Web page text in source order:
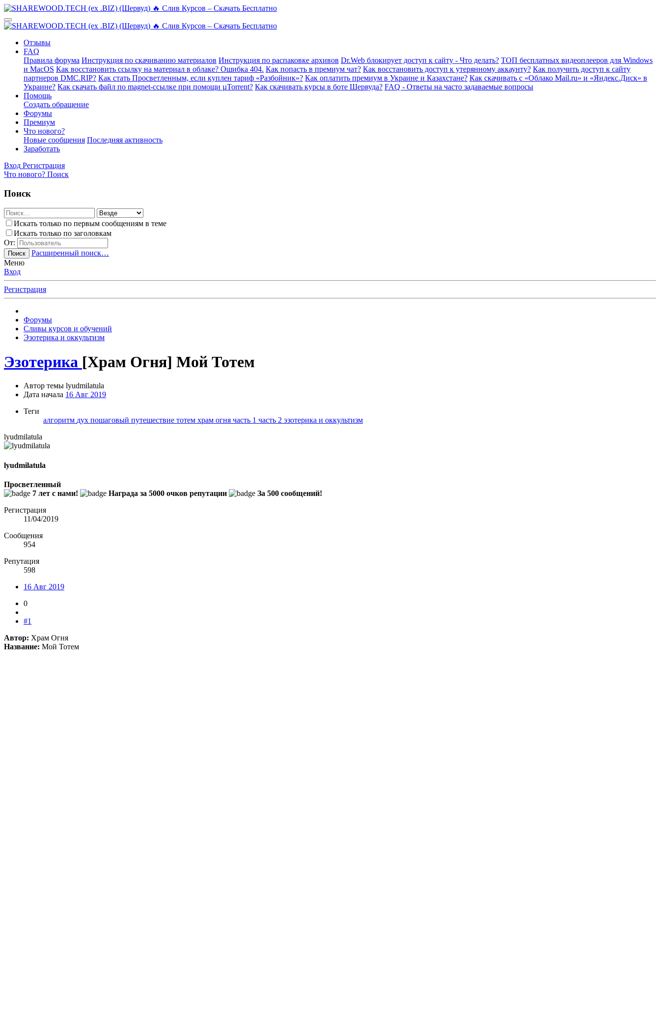
Отзывы
FAQ
Правила форума Инструкция по скачиванию материалов Инструкция по распаковке архивов Dr.Web блокирует доступ к сайту - Что делать? ТОП бесплатных видеоплееров для Windows
и MacOS Как восстановить ссылку на материал в облаке? Ошибка 404. Как попасть в премиум чат? Как восстановить доступ к утерянному аккаунту? Как получить доступ к сайту
партнеров DMC.RIP? Как стать Просветленным, если куплен тариф «Разбойник»? Как оплатить премиум в Украине и Казахстане? Как скачивать с «Облако Mail.ru» и «Яндекс.Диск» в
Украине? Как скачать файл по magnet-ссылке при помощи µTorrent? Как скачивать курсы в боте Шервуда? FAQ - Ответы на часто задаваемые вопросы
Помощь
Создать обращение
Форумы
Премиум
Что нового?
Новые сообщения Последняя активность
Заработать
Вход Регистрация
Что нового? Поиск
Поиск
Искать только по первым сообщениям в теме
Искать только по заголовкам
От:
Поиск
Расширенный поиск…
Меню
Вход
Регистрация
Форумы
Сливы курсов и обучений
Эзотерика и оккультизм
Эзотерика [Храм Огня] Мой Тотем
Автор темы lyudmilatula
Дата начала 16 Авг 2019
Теги
алгоритм дух пошаговый путешествие тотем храм огня часть 1 часть 2 эзотерика и оккультизм
lyudmilatula
lyudmilatula
Просветленный
7 лет с нами!
Награда за 5000 очков репутации
За 500 сообщений!
Регистрация
11/04/2019
Сообщения
954
Репутация
598
16 Авг 2019
0
#1
Автор: Храм Огня
Название: Мой Тотем